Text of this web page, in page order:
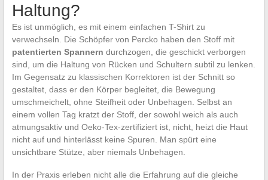
Haltung?
Es ist unmöglich, es mit einem einfachen T-Shirt zu
verwechseln. Die Schöpfer von Percko haben den Stoff mit
patentierten Spannern durchzogen, die geschickt verborgen
sind, um die Haltung von Rücken und Schultern subtil zu lenken.
Im Gegensatz zu klassischen Korrektoren ist der Schnitt so
gestaltet, dass er den Körper begleitet, die Bewegung
umschmeichelt, ohne Steifheit oder Unbehagen. Selbst an
einem vollen Tag kratzt der Stoff, der sowohl weich als auch
atmungsaktiv und Oeko-Tex-zertifiziert ist, nicht, heizt die Haut
nicht auf und hinterlässt keine Spuren. Man spürt eine
unsichtbare Stütze, aber niemals Unbehagen.
In der Praxis erleben nicht alle die Erfahrung auf die gleiche